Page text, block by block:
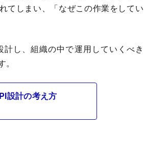
てしまい、「なぜこの作業をしてい
し、組織の中で運用していくべき
設計の考え方